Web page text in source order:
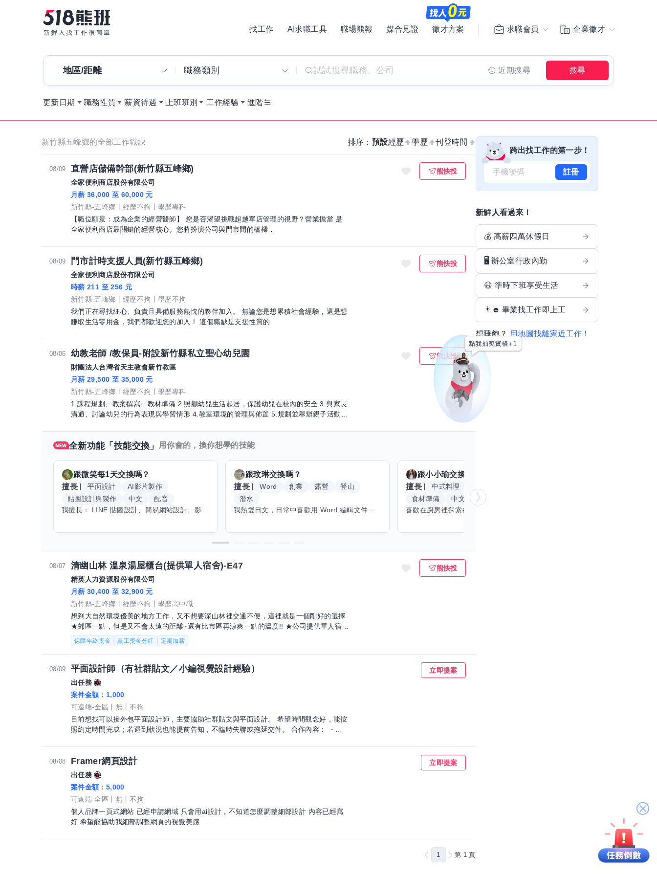
找工作 AI求職工具 職場熊報 媒合見證 徵才方案 求職會員 企業徵才
地區/距離 職務類別 近期搜尋 搜尋
更新日期 職務性質 薪資待遇 上班班別 工作經驗 進階
新竹縣五峰鄉的全部工作職缺 排序： 預設經歷 學歷 刊登時間
08/09 直營店儲備幹部(新竹縣五峰鄉)
全家便利商店股份有限公司
月薪 36,000 至 60,000 元
新竹縣-五峰鄉
經歷不拘
學歷專科
【職位願景：成為企業的經營醫師】 您是否渴望挑戰超越單店管理的視野？營業擔當 是
全家便利商店最關鍵的經營核心。您將扮演公司與門市間的橋樑，
熊快投
08/09 門市計時支援人員(新竹縣五峰鄉)
全家便利商店股份有限公司
時薪 211 至 256 元
新竹縣-五峰鄉
經歷不拘
學歷不拘
我們正在尋找細心、負責且具備服務熱忱的夥伴加入。 無論您是想累積社會經驗，還是想
賺取生活零用金，我們都歡迎您的加入！ 這個職缺是支援性質的
熊快投
08/06 幼教老師 /教保員-附設新竹縣私立聖心幼兒園
財團法人台灣省天主教會新竹教區
月薪 29,500 至 35,000 元
新竹縣-五峰鄉
經歷不拘
學歷專科
1.課程規劃、教案撰寫、教材準備 2.照顧幼兒生活起居，保護幼兒在校內的安全 3.與家長
溝通、討論幼兒的行為表現與學習情形 4.教室環境的管理與佈置 5.規劃並舉辦親子活動、
熊快投
全新功能「技能交換」 用你會的，換你想學的技能
跟微笑每1天交換嗎？
擅長
平面設計
AI影片製作
貼圖設計與製作
中文
配音
我擅長： LINE 貼圖設計、簡易網站設計、影片剪輯、配音、AI 影片創作、音樂創作（原創歌曲／純音樂／配樂） 希望交換技能： ① 游泳（想學：自由式、蝶式） 已會基礎蛙式、仰式，但姿勢尚未標準，希望有人協助修正動作、提升效率。 ② 鋼琴（目前約巴哈初階程度） ③ 英文（程度約 B1～B2） 交換方式： 捷運可到處，部分技能可線上交換。
跟玟琳交換嗎？
擅長
Word 創業 露營
登山
潛水
我熱愛日文，日常中喜歡用 Word 編輯文件，也對創業有不少想法。希望能找到願意和我交換技能的朋友，我願意分享日文和辦公軟體技巧，期待學習手繪和烏克麗麗，感受不同的藝術魅力。年長帶來沉澱與耐心，願與你互相成長，一同探索新領域的喜悅。
跟小小瑜交換嗎？
擅長
中式料理
食材準備
中文
08/07 清幽山林 溫泉湯屋櫃台(提供單人宿舍)-E47
精英人力資源股份有限公司
月薪 30,400 至 32,900 元
新竹縣-五峰鄉
經歷不拘
學歷高中職
想到大自然環境優美的地方工作，又不想要深山林裡交通不便，這裡就是一個剛好的選擇
★郊區一點，但是又不會太遠的距離~還有比市區再涼爽一點的溫度!! ★公司提供單人宿
舍，附近吃吃喝喝超商應有盡有，沒有你想
保障年終獎金 員工獎金分紅 定期加薪
熊快投
08/09 平面設計師（有社群貼文／小編視覺設計經驗）
出任務
案件金額： 1,000
可遠端-全區
無
不拘
目前想找可以接外包平面設計師，主要協助社群貼文與平面設計。 希望時間觀念好，能按
照約定時間完成；若遇到狀況也能提前告知，不臨時失聯或拖延交件。 合作內容： ・社
整理好圖層，方便後續修改尺寸使用 希望你具備： ・有社群小編、美編、平面設計相關
經驗 ・熟悉 Adobe Illustrator ・具備印刷完稿經驗 ・可處理名片、海報、DM、大圖輸出
等印刷品
立即提案
08/08 Framer網頁設計
出任務
案件金額： 5,000
可遠端-全區
無
不拘
個人品牌一頁式網站 已經申請網域 只會用ai設計，不知道怎麼調整細部設計 內容已經寫
好 希望能協助我細部調整網頁的視覺美感
立即提案
1 第 1 頁
跨出找工作的第一步！
註冊
新鮮人看過來！
💰 高薪四萬休假日
🖥️ 辦公室行政內勤
😃 準時下班享受生活
👨‍🎓 畢業找工作即上工
想睡飽？ 用地圖找離家近工作！
關
閉